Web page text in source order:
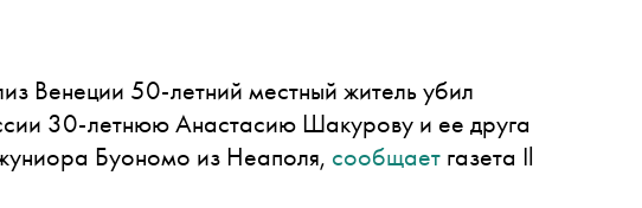
Венеции 50-летний местный житель убил
30-летнюю Анастасию Шакурову и ее друга
Буономо из Неаполя, сообщает газета Il